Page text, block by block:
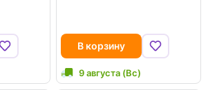
В корзину
9 августа (Вс)